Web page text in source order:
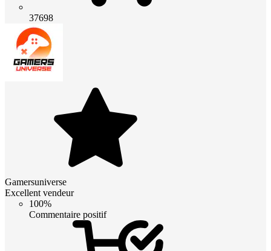
37698
Gamersuniverse
Excellent vendeur
100%
Commentaire positif